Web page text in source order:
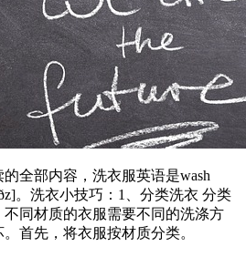
全部内容，洗衣服英语是wash
。洗衣小技巧：1、分类洗衣 分类
同材质的衣服需要不同的洗涤方
首先，将衣服按材质分类。